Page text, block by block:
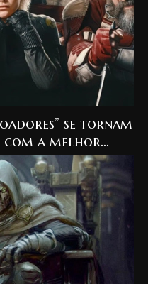
se tornam
com a melhor
Tomatoes.